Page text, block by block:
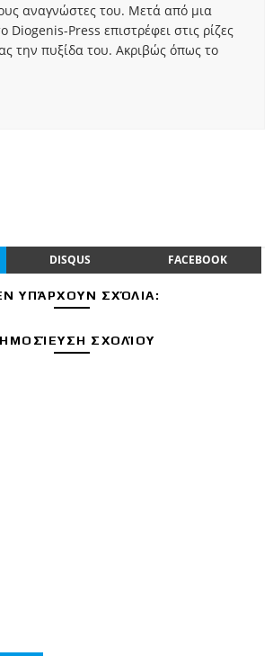
αναγνώστες του. Μετά από μια
Diogenis-Press επιστρέφει στις ρίζες
την πυξίδα του. Ακριβώς όπως το
DISQUS FACEBOOK
ΥΠΆΡΧΟΥΝ ΣΧΌΛΙΑ:
ΣΧΟΛΊΟΥ